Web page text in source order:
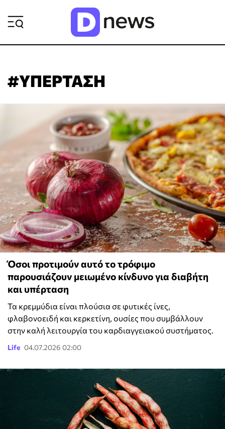
#ΥΠΕΡΤΑΣΗ
Όσοι προτιμούν αυτό το τρόφιμο
παρουσιάζουν μειωμένο κίνδυνο για διαβήτη
και υπέρταση
Τα κρεμμύδια είναι πλούσια σε φυτικές ίνες,
φλαβονοειδή και κερκετίνη, ουσίες που συμβάλλουν
στην καλή λειτουργία του καρδιαγγειακού συστήματος.
Life 04.07.2026 02:00